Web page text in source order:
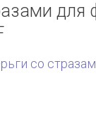
для
со